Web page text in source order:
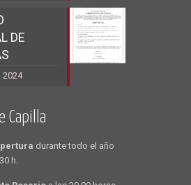
DE
2024
Capilla
durante todo el año
h.